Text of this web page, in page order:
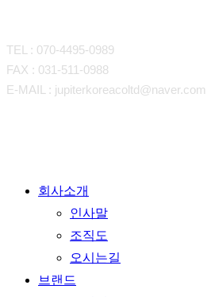
TEL : 070-4495-0989
FAX : 031-511-0988
E-MAIL : jupiterkoreacoltd@naver.com
Close 회사소개
인사말
조직도
오시는길
브랜드